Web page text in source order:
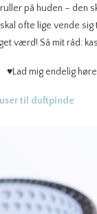
på huden – den
ofte lige vende
værd! Så mit råd:
♥Lad mig endelig
til duftpinde